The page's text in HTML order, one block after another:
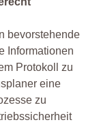
bevorstehende
Informationen
Protokoll zu
eine
zu